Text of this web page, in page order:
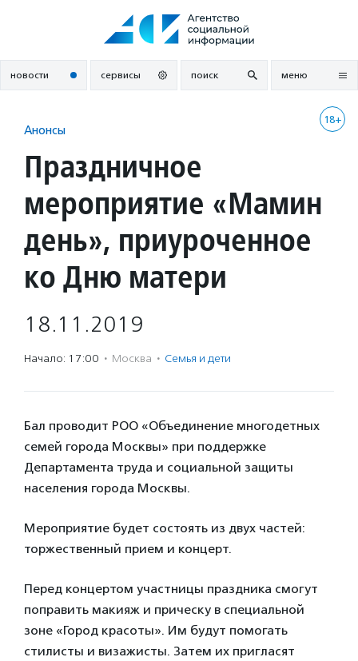
новости сервисы поиск меню
18+
Анонсы
Праздничное
мероприятие «Мамин
день», приуроченное
ко Дню матери
18.11.2019
Начало: 17:00 · Москва · Семья и дети
Бал проводит РОО «Объединение многодетных
семей города Москвы» при поддержке
Департамента труда и социальной защиты
населения города Москвы.
Мероприятие будет состоять из двух частей:
торжественный прием и концерт.
Перед концертом участницы праздника смогут
поправить макияж и прическу в специальной
зоне «Город красоты». Им будут помогать
стилисты и визажисты. Затем их пригласят